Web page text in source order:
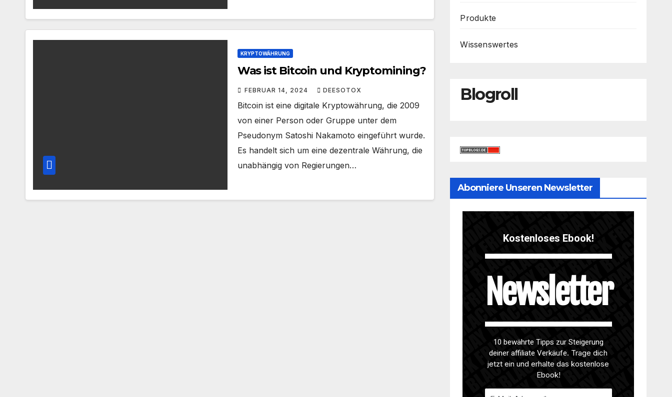
KRYPTOWÄHRUNG
Was ist Bitcoin und Kryptomining?
FEBRUAR 14, 2024 DEESOTOX
Bitcoin ist eine digitale Kryptowährung, die 2009
von einer Person oder Gruppe unter dem
Pseudonym Satoshi Nakamoto eingeführt wurde.
Es handelt sich um eine dezentrale Währung, die
unabhängig von Regierungen…
Produkte
Wissenswertes
Blogroll
Abonniere Unseren Newsletter
Kostenloses Ebook!
Newsletter
10 bewährte Tipps zur Steigerung
deiner affiliate Verkäufe. Trage dich
jetzt ein und erhalte das kostenlose
Ebook!